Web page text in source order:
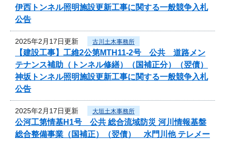
伊西トンネル照明施設更新工事に関する一般競争入札
公告
2025年2月17日更新 古川土木事務所
【建設工事】工維2公第MTH11-2号 公共 道路メン
テナンス補助（トンネル修繕）（国補正分）（翌債）
神坂トンネル照明施設更新工事に関する一般競争入札
公告
2025年2月17日更新 大垣土木事務所
公河工第情基H1号 公共 総合流域防災 河川情報基盤
総合整備事業（国補正）（翌債） 水門川他 テレメー